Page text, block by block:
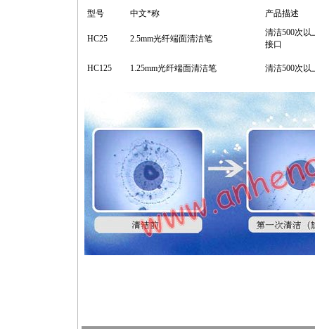
型号 中文*称 产品描述
HC25 2.5mm光纤端面清洁笔
清洁500次以
接口
HC125 1.25mm光纤端面清洁笔 清洁500次以